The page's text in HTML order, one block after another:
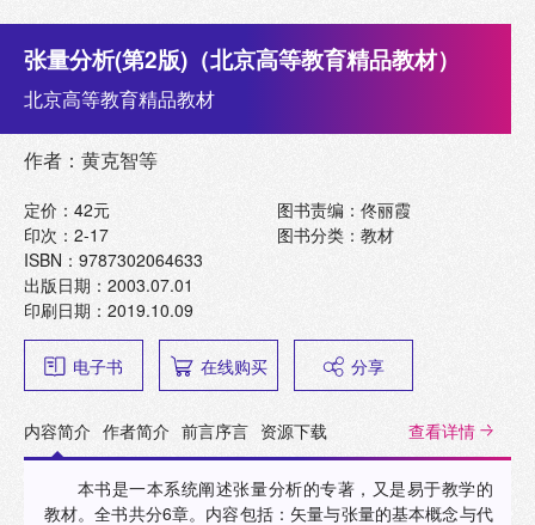
张量分析(第2版)（北京高等教育精品教材）
北京高等教育精品教材
作者：黄克智等
定价：42元
印次：2-17
ISBN：9787302064633
出版日期：2003.07.01
印刷日期：2019.10.09
图书责编：佟丽霞
图书分类：教材
电子书 在线购买 分享
内容简介 作者简介 前言序言 资源下载 查看详情
本书是一本系统阐述张量分析的专著，又是易于教学的
教材。全书共分6章。内容包括：矢量与张量的基本概念与代